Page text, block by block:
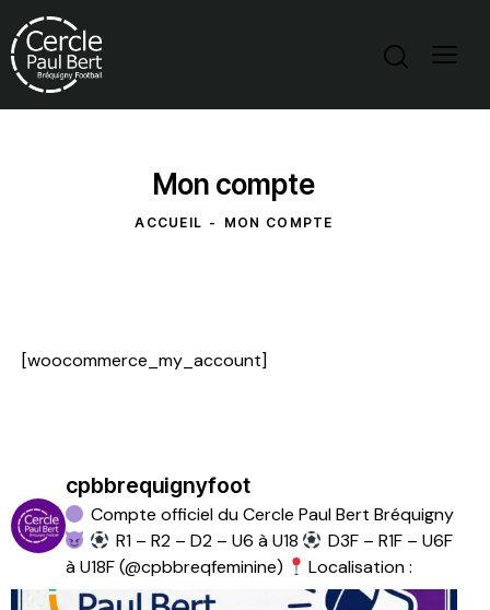
Mon compte
ACCUEIL MON COMPTE
[woocommerce_my_account]
cpbbrequignyfoot
Compte officiel du Cercle Paul Bert Bréquigny
R1 – R2 – D2 – U6 à U18
D3F – R1F – U6F
à U18F (@cpbbreqfeminine)
Localisation :